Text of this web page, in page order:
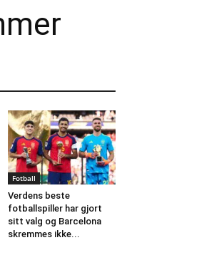
Fotball
Verdens beste
fotballspiller har gjort
sitt valg og Barcelona
skremmes ikke...